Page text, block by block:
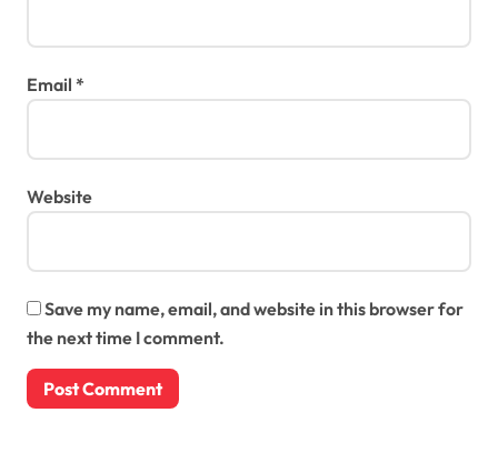
Email *
Website
Save my name, email, and website in this browser for
the next time I comment.